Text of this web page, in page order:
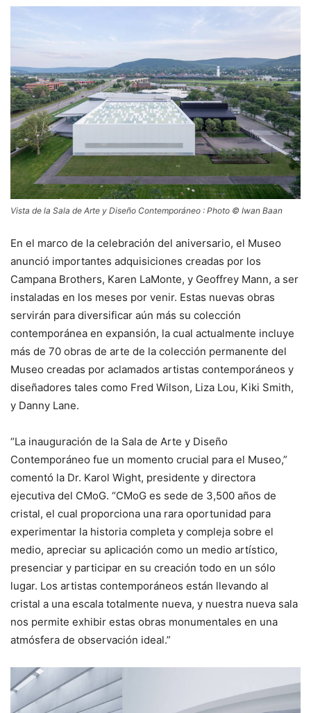
Vista de la Sala de Arte y Diseño Contemporáneo : Photo © Iwan Baan
En el marco de la celebración del aniversario, el Museo
anunció importantes adquisiciones creadas por los
Campana Brothers, Karen LaMonte, y Geoffrey Mann, a ser
instaladas en los meses por venir. Estas nuevas obras
servirán para diversificar aún más su colección
contemporánea en expansión, la cual actualmente incluye
más de 70 obras de arte de la colección permanente del
Museo creadas por aclamados artistas contemporáneos y
diseñadores tales como Fred Wilson, Liza Lou, Kiki Smith,
y Danny Lane.
“La inauguración de la Sala de Arte y Diseño
Contemporáneo fue un momento crucial para el Museo,”
comentó la Dr. Karol Wight, presidente y directora
ejecutiva del CMoG. “CMoG es sede de 3,500 años de
cristal, el cual proporciona una rara oportunidad para
experimentar la historia completa y compleja sobre el
medio, apreciar su aplicación como un medio artístico,
presenciar y participar en su creación todo en un sólo
lugar. Los artistas contemporáneos están llevando al
cristal a una escala totalmente nueva, y nuestra nueva sala
nos permite exhibir estas obras monumentales en una
atmósfera de observación ideal.”